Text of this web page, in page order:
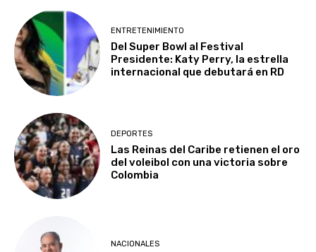
ENTRETENIMIENTO
Del Super Bowl al Festival
Presidente: Katy Perry, la estrella
internacional que debutará en RD
DEPORTES
Las Reinas del Caribe retienen el oro
del voleibol con una victoria sobre
Colombia
NACIONALES